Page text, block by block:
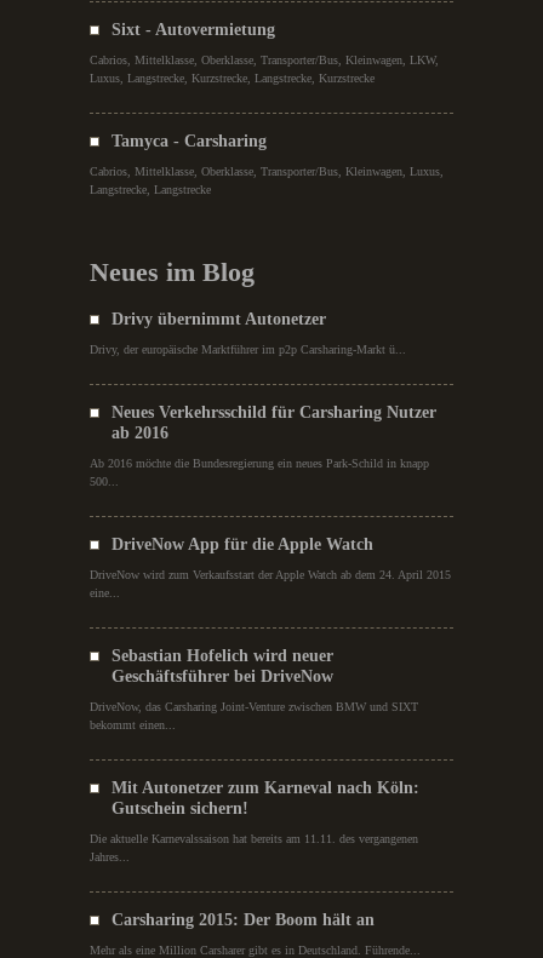
Sixt - Autovermietung
Cabrios, Mittelklasse, Oberklasse, Transporter/Bus, Kleinwagen, LKW,
Luxus, Langstrecke, Kurzstrecke, Langstrecke, Kurzstrecke
Tamyca - Carsharing
Cabrios, Mittelklasse, Oberklasse, Transporter/Bus, Kleinwagen, Luxus,
Langstrecke, Langstrecke
Neues im Blog
Drivy übernimmt Autonetzer
Drivy, der europäische Marktführer im p2p Carsharing-Markt ü...
Neues Verkehrsschild für Carsharing Nutzer
ab 2016
Ab 2016 möchte die Bundesregierung ein neues Park-Schild in knapp
500...
DriveNow App für die Apple Watch
DriveNow wird zum Verkaufsstart der Apple Watch ab dem 24. April 2015
eine...
Sebastian Hofelich wird neuer
Geschäftsführer bei DriveNow
DriveNow, das Carsharing Joint-Venture zwischen BMW und SIXT
bekommt einen...
Mit Autonetzer zum Karneval nach Köln:
Gutschein sichern!
Die aktuelle Karnevalssaison hat bereits am 11.11. des vergangenen
Jahres...
Carsharing 2015: Der Boom hält an
Mehr als eine Million Carsharer gibt es in Deutschland. Führende...